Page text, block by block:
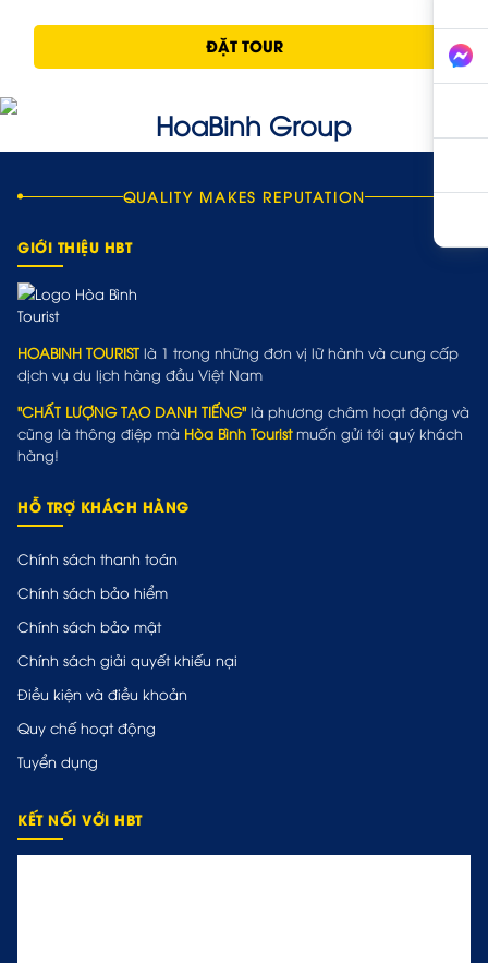
ĐẶT TOUR
QUALITY MAKES REPUTATION
GIỚI THIỆU HBT
HOABINH TOURIST là 1 trong những đơn vị lữ hành và cung cấp
dịch vụ du lịch hàng đầu Việt Nam
"CHẤT LƯỢNG TẠO DANH TIẾNG" là phương châm hoạt động và
cũng là thông điệp mà Hòa Bình Touristmuốn gửi tới quý khách
hàng!
HỖ TRỢ KHÁCH HÀNG
Chính sách thanh toán
Chính sách bảo hiểm
Chính sách bảo mật
Chính sách giải quyết khiếu nại
Điều kiện và điều khoản
Quy chế hoạt động
Tuyển dụng
KẾT NỐI VỚI HBT